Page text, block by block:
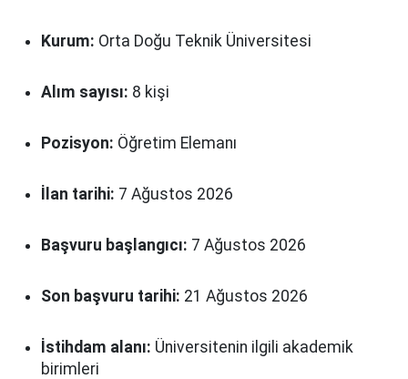
Kurum: Orta Doğu Teknik Üniversitesi
Alım sayısı: 8 kişi
Pozisyon: Öğretim Elemanı
İlan tarihi: 7 Ağustos 2026
Başvuru başlangıcı: 7 Ağustos 2026
Son başvuru tarihi: 21 Ağustos 2026
İstihdam alanı: Üniversitenin ilgili akademik
birimleri